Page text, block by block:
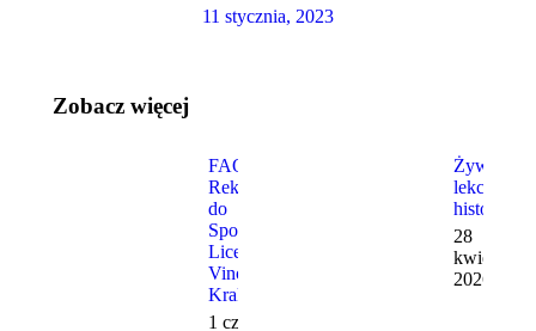
11 stycznia, 2023
Zobacz więcej
FAQ –
Rekrutacja
do
Społecznego
Liceum Da
Vinci w
Krakowie
1 czerwca,
Żywa
lekcja
historii
28
kwietnia,
2026